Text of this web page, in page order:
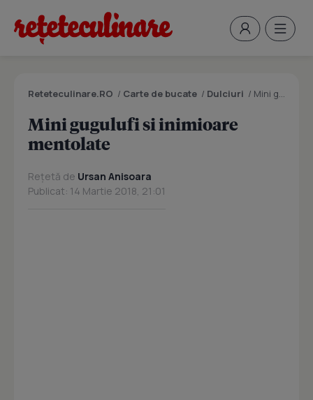
Reteteculinare.RO / Carte de bucate / Dulciuri / Mini gugulufi si inimioare mentolate
Mini gugulufi si inimioare
mentolate
Rețetă de Ursan Anisoara
Publicat: 14 Martie 2018, 21:01